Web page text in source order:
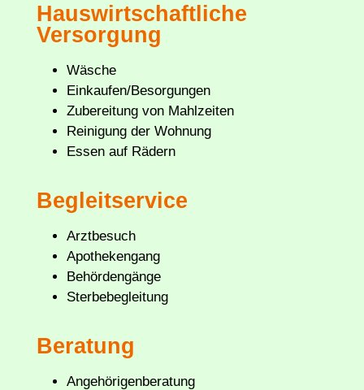
Hauswirtschaftliche
Versorgung
Wäsche
Einkaufen/Besorgungen
Zubereitung von Mahlzeiten
Reinigung der Wohnung
Essen auf Rädern
Begleitservice
Arztbesuch
Apothekengang
Behördengänge
Sterbebegleitung
Beratung
Angehörigenberatung